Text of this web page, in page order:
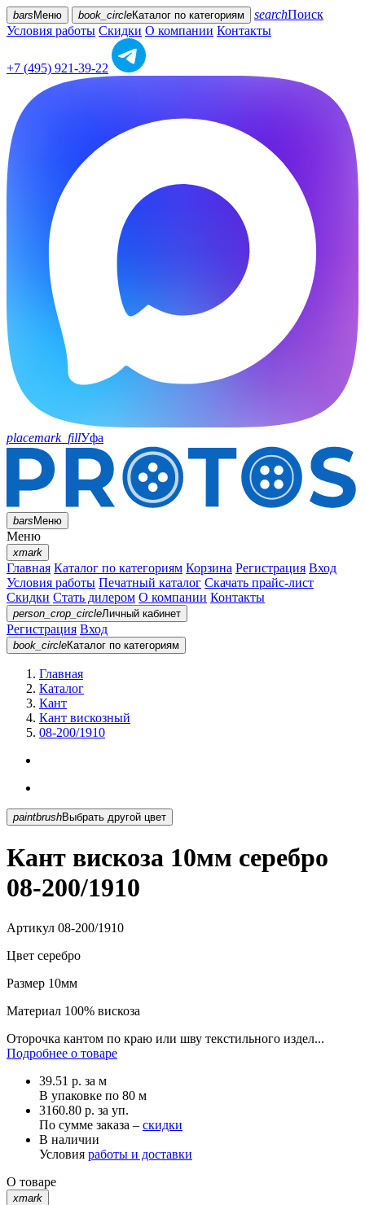
bars Меню book_circleКаталог по категориям searchПоиск
Условия работы Скидки О компании Контакты
+7 (495) 921-39-22
placemark_fillУфа
barsМеню
Меню
xmark
Главная Каталог по категориям Корзина Регистрация Вход
Условия работы Печатный каталог Скачать прайс-лист
Скидки Стать дилером О компании Контакты
person_crop_circleЛичный кабинет
Регистрация Вход
book_circleКаталог по категориям
Главная
Каталог
Кант
Кант вискозный
08-200/1910
paintbrush Выбрать другой цвет
Кант вискоза 10мм серебро
08-200/1910
Артикул 08-200/1910
Цвет серебро
Размер 10мм
Материал 100% вискоза
Оторочка кантом по краю или шву текстильного издел...
Подробнее о товаре
39.51 р. за м
В упаковке по 80 м
3160.80 р. за уп.
По сумме заказа – скидки
В наличии
Условия работы и доставки
О товаре
xmark